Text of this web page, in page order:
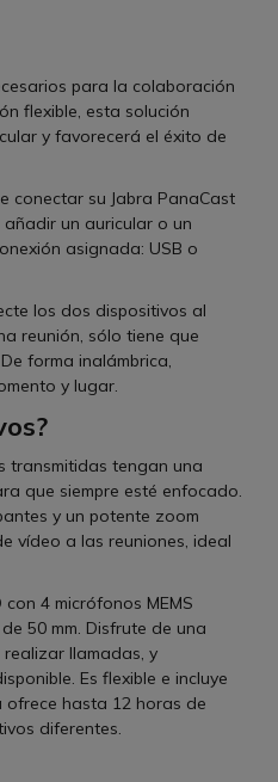
para la colaboración
flexible, esta solución
y favorecerá el éxito de
conectar su Jabra PanaCast
un auricular o un
asignada: USB o
los dos dispositivos al
reunión, sólo tiene que
forma inalámbrica,
y lugar.
transmitidas tengan una
que siempre esté enfocado.
y un potente zoom
vídeo a las reuniones, ideal
4 micrófonos MEMS
50 mm. Disfrute de una
llamadas, y
Es flexible e incluye
ofrece hasta 12 horas de
diferentes.